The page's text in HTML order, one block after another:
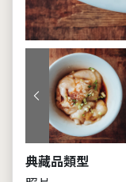
上一張
典藏品類型